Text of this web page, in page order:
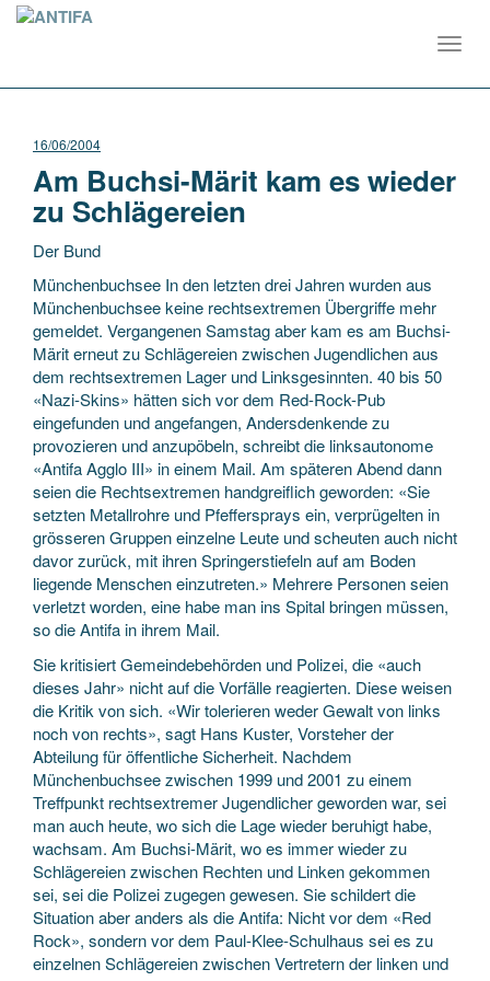
16/06/2004
Am Buchsi-Märit kam es wieder
zu Schlägereien
Der Bund
Münchenbuchsee In den letzten drei Jahren wurden aus
Münchenbuchsee keine rechtsextremen Übergriffe mehr
gemeldet. Vergangenen Samstag aber kam es am Buchsi-
Märit erneut zu Schlägereien zwischen Jugendlichen aus
dem rechtsextremen Lager und Linksgesinnten. 40 bis 50
«Nazi-Skins» hätten sich vor dem Red-Rock-Pub
eingefunden und angefangen, Andersdenkende zu
provozieren und anzupöbeln, schreibt die linksautonome
«Antifa Agglo III» in einem Mail. Am späteren Abend dann
seien die Rechtsextremen handgreiflich geworden: «Sie
setzten Metallrohre und Pfeffersprays ein, verprügelten in
grösseren Gruppen einzelne Leute und scheuten auch nicht
davor zurück, mit ihren Springerstiefeln auf am Boden
liegende Menschen einzutreten.» Mehrere Personen seien
verletzt worden, eine habe man ins Spital bringen müssen,
so die Antifa in ihrem Mail.
Sie kritisiert Gemeindebehörden und Polizei, die «auch
dieses Jahr» nicht auf die Vorfälle reagierten. Diese weisen
die Kritik von sich. «Wir tolerieren weder Gewalt von links
noch von rechts», sagt Hans Kuster, Vorsteher der
Abteilung für öffentliche Sicherheit. Nachdem
Münchenbuchsee zwischen 1999 und 2001 zu einem
Treffpunkt rechtsextremer Jugendlicher geworden war, sei
man auch heute, wo sich die Lage wieder beruhigt habe,
wachsam. Am Buchsi-Märit, wo es immer wieder zu
Schlägereien zwischen Rechten und Linken gekommen
sei, sei die Polizei zugegen gewesen. Sie schildert die
Situation aber anders als die Antifa: Nicht vor dem «Red
Rock», sondern vor dem Paul-Klee-Schulhaus sei es zu
einzelnen Schlägereien zwischen Vertretern der linken und